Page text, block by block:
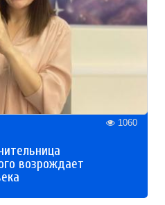
1060
возрождает